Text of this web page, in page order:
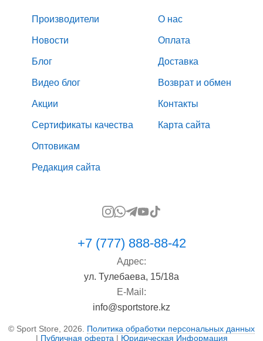
Производители
Новости
Блог
Видео блог
Акции
Сертификаты качества
Оптовикам
Редакция сайта
О нас
Оплата
Доставка
Возврат и обмен
Контакты
Карта сайта
+7 (777) 888-88-42
Адрес:
ул. Тулебаева, 15/18а
E-Mail:
info@sportstore.kz
© Sport Store, 2026. Политика обработки персональных данных
| Публичная оферта| Юридическая Информация